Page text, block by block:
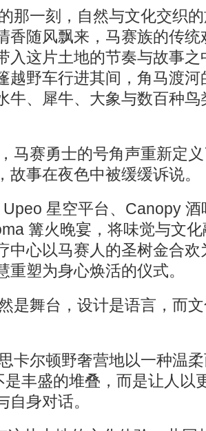
那一刻，自然与文化交织
香随风飘来，马赛族的传
入这片土地的节奏与故事
野车行进其间，角马渡河
牛、犀牛、大象与数百种
马赛勇士的号角声重新定
故事在夜色中被缓缓诉说。
星空平台、Canopy
篝火晚宴，将味觉与文
中心以马赛人的圣树金合
重塑为身心焕活的仪式。
是舞台，设计是语言，而
卡尔顿野奢营地以一种温
是丰盛的堆叠，而是让人以
自身对话。